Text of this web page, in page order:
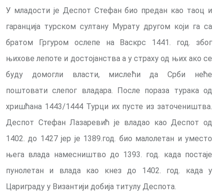
У младости је Деспот Стефан био предан као таоц и
гаранција турском султану Мурату другом који га са
братом Гргуром ослепе на Васкрс 1441. год. због
њихове лепоте и достојанства а у страху од њих ако се
буду домогли власти, мислећи да Срби неће
поштовати слепог владара. После пораза турака од
хришћана 1443/1444 Турци их пусте из заточеништва.
Деспот Стефан Лазаревић је владао као Деспот од
1402. до 1427 јер је 1389.год. био малолетан и уместо
њега влада намесништво до 1393. год. када постаје
пунолетан и влада као кнез до 1402. год. када у
Цариграду у Византији добија титулу Деспота.